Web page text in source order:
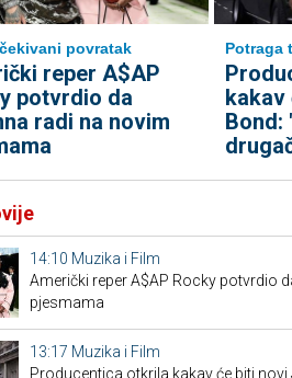
povratak
reper A$AP
potvrdio da
radi na novim
Potraga
kakav
Bond:
14:10 Muzika i Film
Američki reper A$AP Rocky potvrdio
pjesmama
13:17 Muzika i Film
Producentica otkrila kakav će biti novi